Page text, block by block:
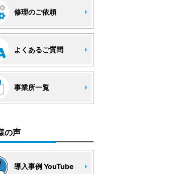
修理のご依頼
よくあるご質問
事業所一覧
の声
導入事例 YouTube